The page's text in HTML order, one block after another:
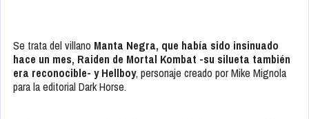
Se trata del villano Manta Negra, que había sido insinuado
hace un mes, Raiden de Mortal Kombat -su silueta también
era reconocible- y Hellboy, personaje creado por Mike Mignola
para la editorial Dark Horse.